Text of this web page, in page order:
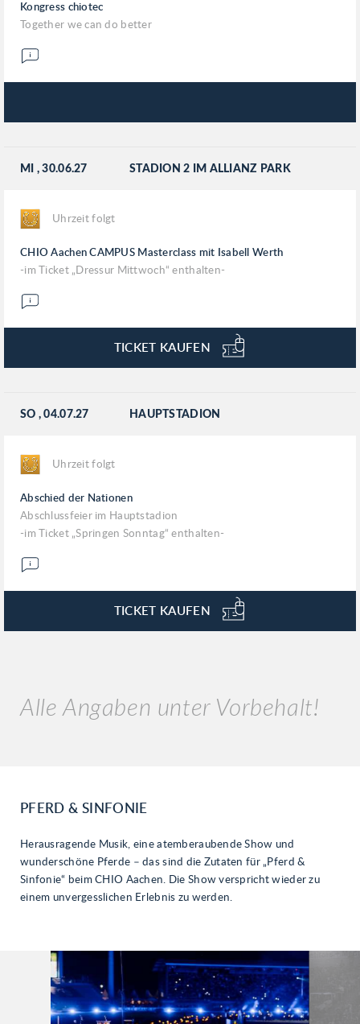
Kongress chiotec
Together we can do better
MI , 30.06.27 STADION 2 IM ALLIANZ PARK
Uhrzeit folgt
CHIO Aachen CAMPUS Masterclass mit Isabell Werth
-im Ticket „Dressur Mittwoch“ enthalten-
TICKET KAUFEN
SO , 04.07.27 HAUPTSTADION
Uhrzeit folgt
Abschied der Nationen
Abschlussfeier im Hauptstadion
-im Ticket „Springen Sonntag“ enthalten-
TICKET KAUFEN
Alle Angaben unter Vorbehalt!
PFERD & SINFONIE
Herausragende Musik, eine atemberaubende Show und
wunderschöne Pferde – das sind die Zutaten für „Pferd &
Sinfonie“ beim CHIO Aachen. Die Show verspricht wieder zu
einem unvergesslichen Erlebnis zu werden.